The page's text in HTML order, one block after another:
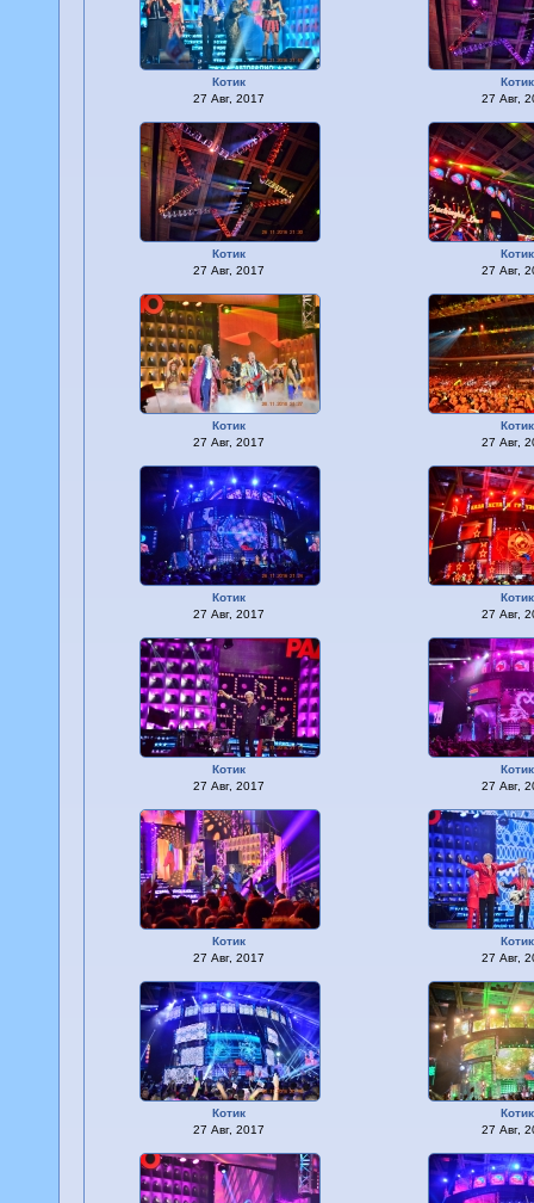
Котик
27 Авг, 2017
Котик
27 Авг,
Котик
27 Авг, 2017
Котик
27 Авг,
Котик
27 Авг, 2017
Котик
27 Авг,
Котик
27 Авг, 2017
Котик
27 Авг,
Котик
27 Авг, 2017
Котик
27 Авг,
Котик
27 Авг, 2017
Котик
27 Авг,
Котик
27 Авг, 2017
Котик
27 Авг,